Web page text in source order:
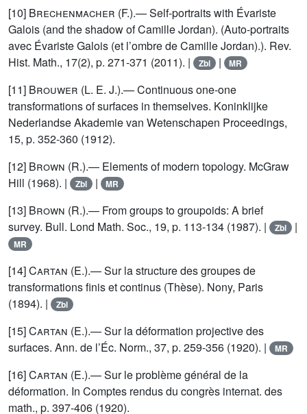
[10] Brechenmacher (F.).— Self-portraits with Évariste
Galois (and the shadow of Camille Jordan). (Auto-portraits
avec Évariste Galois (et l’ombre de Camille Jordan).). Rev.
Hist. Math., 17(2), p. 271-371 (2011). |
Zbl | MR
[11] Brouwer (L. E. J.).— Continuous one-one
transformations of surfaces in themselves. Koninklijke
Nederlandse Akademie van Wetenschapen Proceedings,
15, p. 352-360 (1912).
[12] Brown (R.).— Elements of modern topology. McGraw
Hill (1968). |
Zbl | MR
[13] Brown (R.).— From groups to groupoids: A brief
survey. Bull. Lond Math. Soc., 19, p. 113-134 (1987). |
Zbl |
MR
[14]Cartan (E.).— Sur la structure des groupes de
transformations finis et continus (Thèse). Nony, Paris
(1894). |
Zbl
[15]Cartan (E.).— Sur la déformation projective des
surfaces. Ann. de l’Éc. Norm., 37, p. 259-356 (1920). |
MR
[16]Cartan (E.).— Sur le problème général de la
déformation. In Comptes rendus du congrès internat. des
math., p. 397-406 (1920).